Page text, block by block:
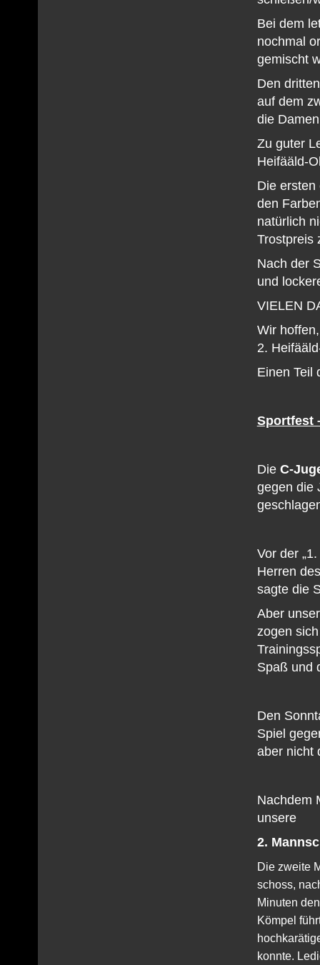
Bei dem
nochmal
gemischt
Den
auf dem
die
Zu guter
Heifääld-
Die ersten
den
natürlich
Trostpreis
Nach der
und
VIELEN
Wir
2.
Einen Teil
Sportfest
Die C-
gegen die
Vor der
Herren des
sagte die
Aber
zogen
Spaß und
Den
Spiel
aber nicht
Nachdem
unsere
2.
Die zweite
schoss,
Minuten
Kömpel
konnte.